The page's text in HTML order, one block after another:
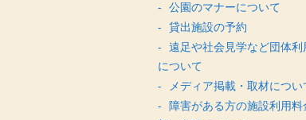
公園のマナーについて
貸出施設の予約
遠足や社会見学など団体利
について
メディア掲載・取材につい
障害がある方の施設利用料